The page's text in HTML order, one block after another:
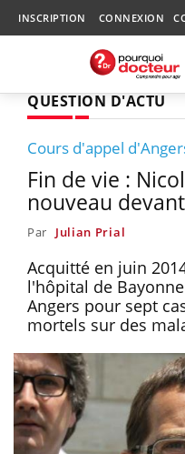
INSCRIPTION CONNEXION
QUESTION D'ACTU
Cours d'appel
Fin de vie :
nouveau
Par Julian Prial
Acquitté en juin
l'hôpital de
Angers pour sept
mortels sur des